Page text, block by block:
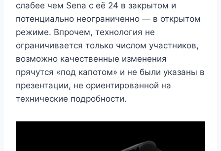
слабее чем Sena с её 24 в закрытом и
потенциально неограниченно — в открытом
режиме. Впрочем, технология не
ограничивается только числом участников,
возможно качественные изменения
прячутся «под капотом» и не были указаны в
презентации, не ориентированной на
технические подробности.